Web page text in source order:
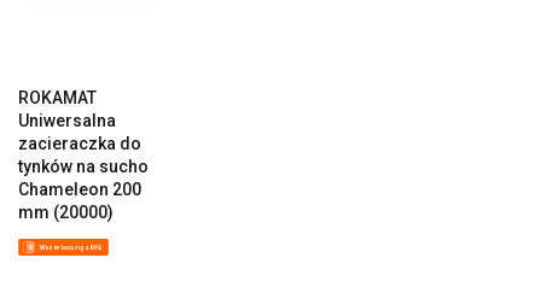
ROKAMAT
Uniwersalna
zacieraczka do
tynków na sucho
Chameleon 200
mm (20000)